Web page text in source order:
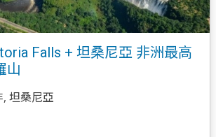
Falls + 坦桑尼亞 非洲最高
山
坦桑尼亞